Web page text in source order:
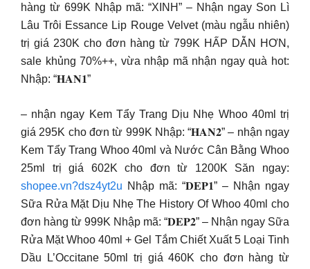
hàng từ 699K Nhập mã: “XINH” – Nhận ngay Son Lì
Lâu Trôi Essance Lip Rouge Velvet (màu ngẫu nhiên)
trị giá 230K cho đơn hàng từ 799K HẤP DẪN HƠN,
sale khủng 70%++, vừa nhập mã nhận ngay quà hot:
Nhập: “𝐇𝐀𝐍𝟏”
– nhận ngay Kem Tẩy Trang Dịu Nhẹ Whoo 40ml trị
giá 295K cho đơn từ 999K Nhập: “𝐇𝐀𝐍𝟐” – nhận ngay
Kem Tẩy Trang Whoo 40ml và Nước Cân Bằng Whoo
25ml trị giá 602K cho đơn từ 1200K Săn ngay:
shopee.vn?dsz4yt2u Nhập mã: “𝐃𝐄𝐏𝟏” – Nhận ngay
Sữa Rửa Mặt Dịu Nhẹ The History Of Whoo 40ml cho
đơn hàng từ 999K Nhập mã: “𝐃𝐄𝐏𝟐” – Nhận ngay Sữa
Rửa Mặt Whoo 40ml + Gel Tắm Chiết Xuất 5 Loại Tinh
Dầu L’Occitane 50ml trị giá 460K cho đơn hàng từ